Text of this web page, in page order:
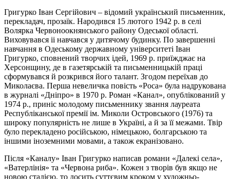
Григурко Іван Сергійович – відомий український письменник,
перекладач, прозаїк. Народився 15 лютого 1942 р. в селі
Волярка Червоноокнянського району Одеської області.
Виховувався іі навчався у дитячому будинку. По завершенні
навчання в Одеському державному університеті Іван
Григурко, сповнений творчих ідей, 1969 р. приїжджає на
Херсонщину, де в газетярській та письменницькій праці
сформувався й розкрився його талант. Згодом переїхав до
Миколаєва. Перша невеличка повість «Роса» була надрукована
в журналі «Дніпро» в 1970 р. Роман «Канал», опублікований у
1974 р., приніс молодому письменнику звання лауреата
Республіканської премії ім. Миколи Островського (1976) та
широку популярність не лише в Україні, а й за її межами. Твір
було перекладено російською, німецькою, болгарською та
іншими іноземними мовами, а також екранізовано.
Після «Каналу» Іван Григурко написав романи «Далекі села»,
«Ватерлінія» та «Червона риба». Кожен з творів був якщо не
новою стадією, то досить суттєвим кроком у художньо-